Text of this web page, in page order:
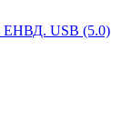
USB (5.0)